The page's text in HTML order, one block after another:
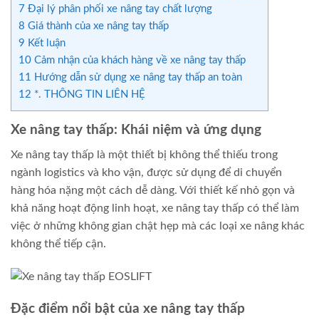
7 Đại lý phân phối xe nâng tay chất lượng
8 Giá thành của xe nâng tay thấp
9 Kết luận
10 Cảm nhận của khách hàng về xe nâng tay thấp
11
Hướng dẫn sử dụng xe nâng tay thấp an toàn
12 *. THÔNG TIN LIÊN HỆ
Xe nâng tay thấp: Khái niệm và ứng dụng
Xe nâng tay thấp là một thiết bị không thể thiếu trong
ngành logistics và kho vận, được sử dụng để di chuyển
hàng hóa nặng một cách dễ dàng. Với thiết kế nhỏ gọn và
khả năng hoạt động linh hoạt, xe nâng tay thấp có thể làm
việc ở những không gian chật hẹp mà các loại xe nâng khác
không thể tiếp cận.
Đặc điểm nổi bật của xe nâng tay thấp